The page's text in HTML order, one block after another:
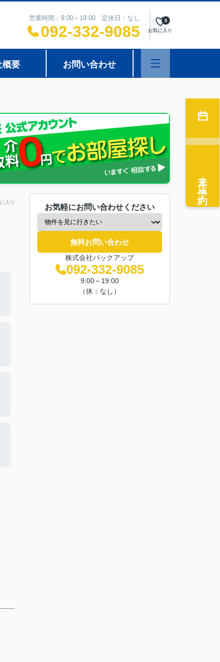
営業時間：9:00～19:00 定休日：なし
092-332-9085 お気に入り
0
概要 お問い合わせ
入り
お気軽にお問い合わせください
無料お問い合わせ
株式会社バックアップ
092-332-9085
9:00～19:00
（休：なし）
来店予約